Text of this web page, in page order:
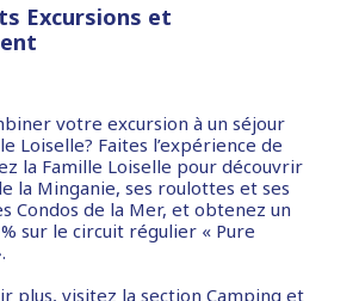
Excursions et
votre excursion à un séjour
Loiselle? Faites l’expérience de
la Famille Loiselle pour découvrir
la Minganie, ses roulottes et ses
Condos de la Mer, et obtenez un
sur le circuit régulier « Pure
plus, visitez la section Camping et